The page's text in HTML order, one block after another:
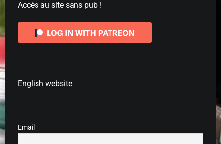
Accès au site sans pub !
English website
Email